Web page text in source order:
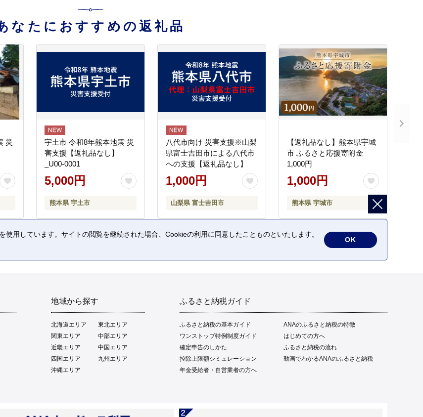
なたにおすすめの返礼品
災
宇土市 令和8年熊本地震 災
害支援【返礼品なし】
_U00-0001
5,000円
熊本県 宇土市
八代市向け 災害支援※山梨
県富士吉田市による八代市
への支援【返礼品なし】
1,000円
山梨県 富士吉田市
【返礼品なし】熊本県宇城
市 ふるさと応援寄附金
1,000円
1,000円
熊本県 宇城市
地域から探す
北海道エリア
東北エリア
関東エリア
中部エリア
近畿エリア
中国エリア
四国エリア
九州エリア
沖縄エリア
ふるさと納税ガイド
ふるさと納税の基本ガイド
ANAのふるさと納税の特徴
ワンストップ特例制度ガイド
はじめての方へ
確定申告のしかた
ふるさと納税の流れ
控除上限額シミュレーション
動画でわかるANAのふるさと納税
年金受給者・自営業者の方へ
用しています。サイトの閲覧を継続された場合、Cookieの利用に同意したことものといたします。
OK